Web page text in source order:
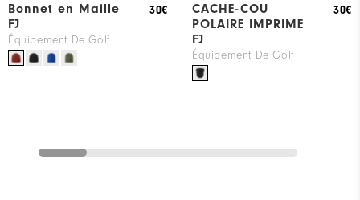
Bonnet en Maille
FJ
Équipement De Golf
30€
CACHE-COU
POLAIRE IMPRIME
FJ
Équipement De Golf
30€